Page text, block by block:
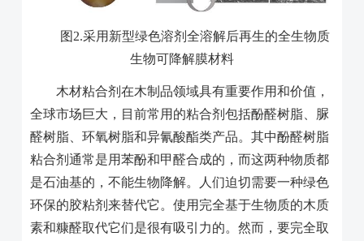
图 2.采用新型绿色溶剂全溶解后再生的全生物质
生物可降解膜材料
木材粘合剂在木制品领域具有重要作用和价值，
全球市场巨大，目前常用的粘合剂包括酚醛树脂、脲
醛树脂、环氧树脂和异氰酸酯类产品。其中酚醛树脂
粘合剂通常是用苯酚和甲醛合成的，而这两种物质都
是石油基的，不能生物降解。人们迫切需要一种绿色
环保的胶粘剂来替代它。使用完全基于生物质的木质
素和糠醛取代它们是很有吸引力的。然而，要完全取